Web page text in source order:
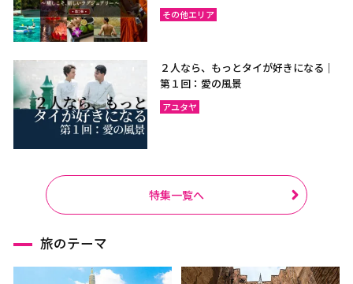
その他エリア
２人なら、もっとタイが好きになる｜
第１回：愛の風景
アユタヤ
特集一覧へ
旅のテーマ